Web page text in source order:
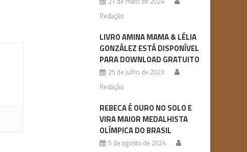
Redação
LIVRO AMINA MAMA & LÉLIA
GONZÁLEZ ESTÁ DISPONÍVEL
PARA DOWNLOAD GRATUITO
25 de julho de 2023
Redação
REBECA É OURO NO SOLO E
VIRA MAIOR MEDALHISTA
OLÍMPICA DO BRASIL
5 de agosto de 2024